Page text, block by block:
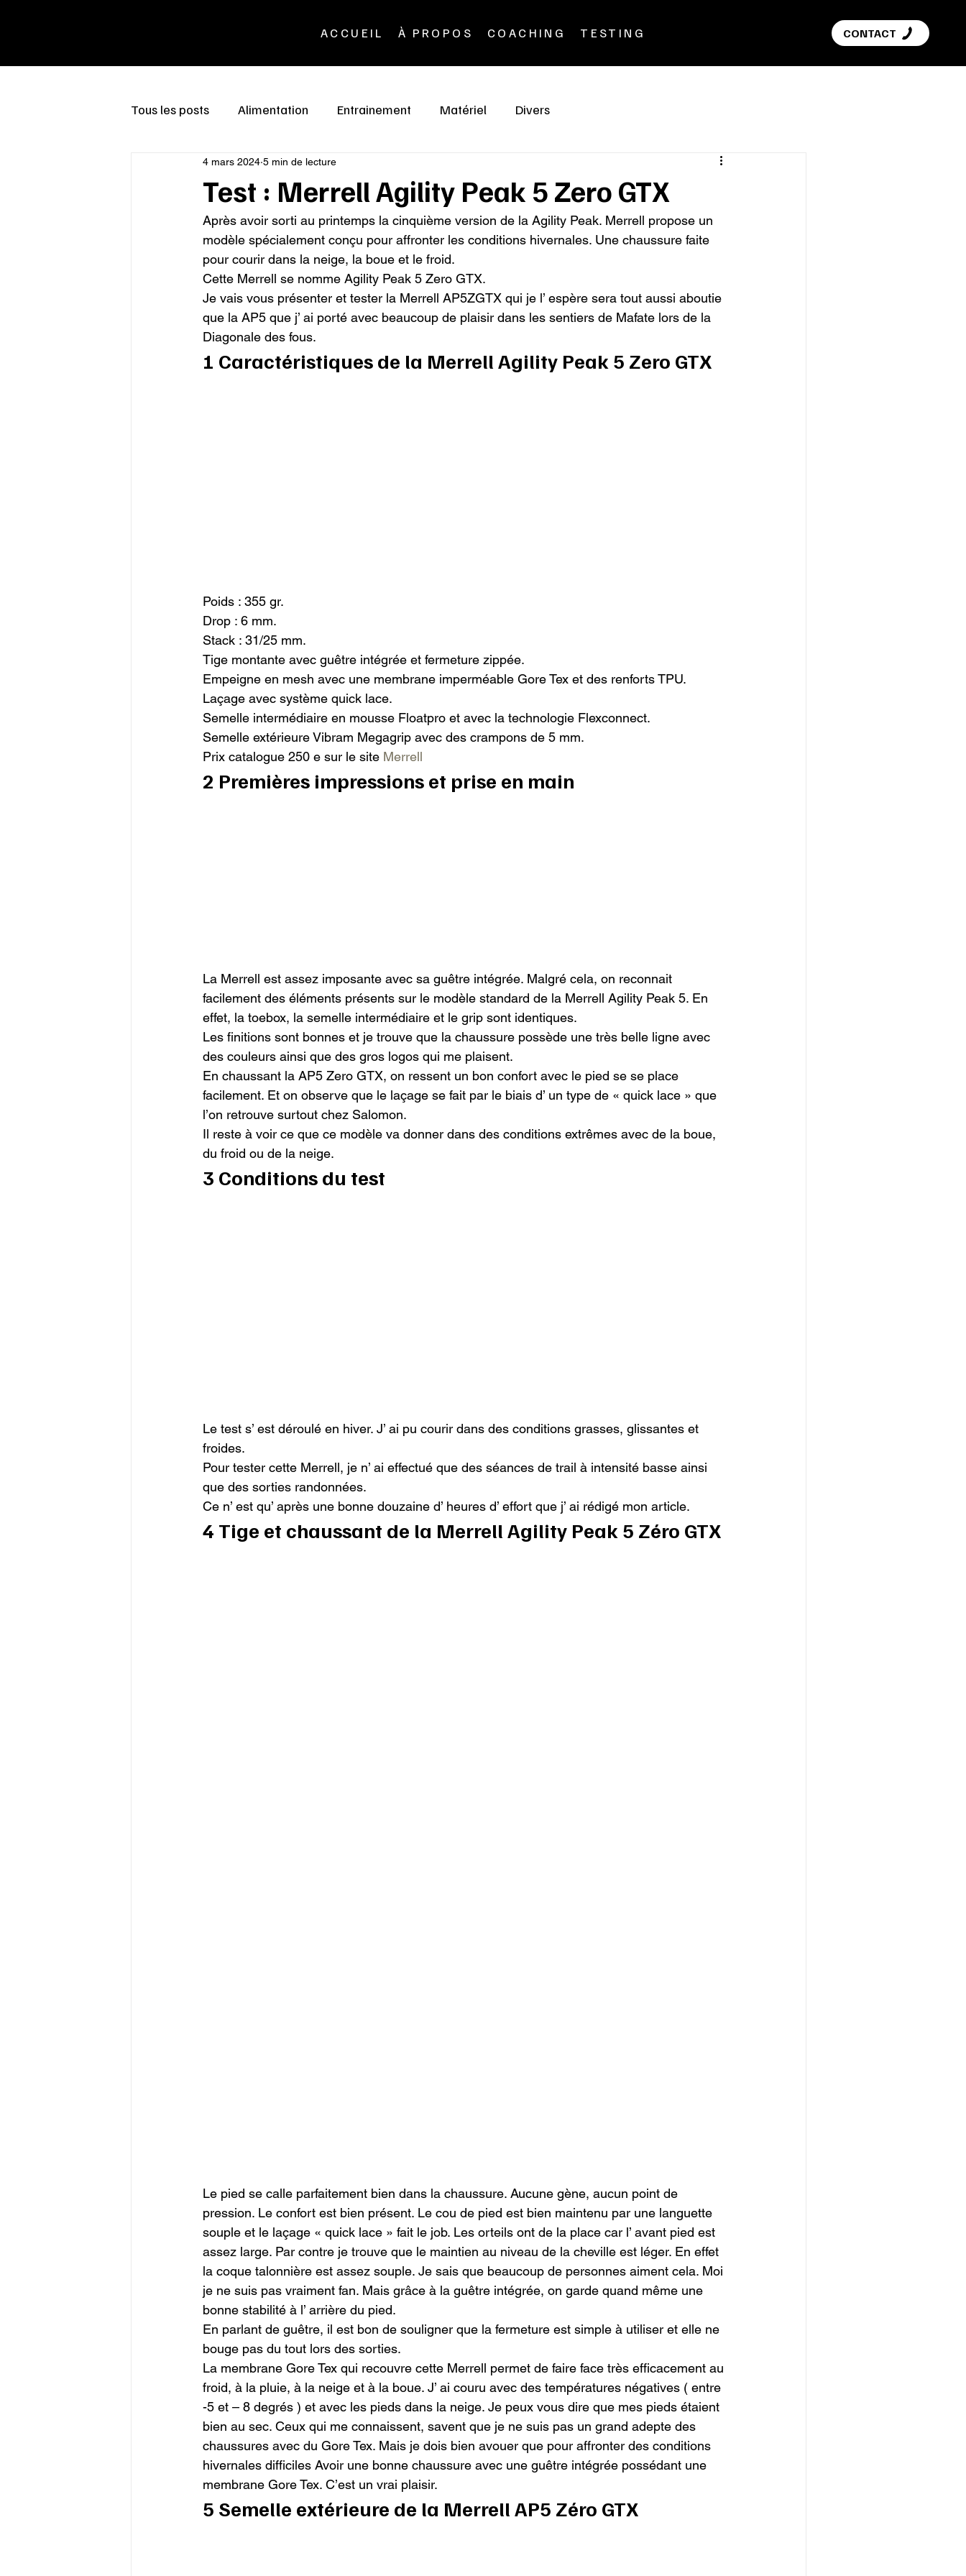
ACCUEIL À PROPOS COACHING TESTING CONTACT
Tous les posts Alimentation Entrainement Matériel Divers
Test : Merrell Agility Peak 5 Zero GTX
4 mars 2024 5 min de lecture
Après avoir sorti au printemps la cinquième version de la Agility Peak. Merrell propose un
modèle spécialement conçu pour affronter les conditions hivernales. Une chaussure faite
pour courir dans la neige, la boue et le froid.
Cette Merrell se nomme Agility Peak 5 Zero GTX.
Je vais vous présenter et tester la Merrell AP5ZGTX qui je l’ espère sera tout aussi aboutie
que la AP5 que j’ ai porté avec beaucoup de plaisir dans les sentiers de Mafate lors de la
Diagonale des fous.
1 Caractéristiques de la Merrell Agility Peak 5 Zero GTX
Poids : 355 gr.
Drop : 6 mm.
Stack : 31/25 mm.
Tige montante avec guêtre intégrée et fermeture zippée.
Empeigne en mesh avec une membrane imperméable Gore Tex et des renforts TPU.
Laçage avec système quick lace.
Semelle intermédiaire en mousse Floatpro et avec la technologie Flexconnect.
Semelle extérieure Vibram Megagrip avec des crampons de 5 mm.
Prix catalogue 250 e sur le site Merrell
2 Premières impressions et prise en main
La Merrell est assez imposante avec sa guêtre intégrée. Malgré cela, on reconnait
facilement des éléments présents sur le modèle standard de la Merrell Agility Peak 5. En
effet, la toebox, la semelle intermédiaire et le grip sont identiques.
Les finitions sont bonnes et je trouve que la chaussure possède une très belle ligne avec
des couleurs ainsi que des gros logos qui me plaisent.
En chaussant la AP5 Zero GTX, on ressent un bon confort avec le pied se se place
facilement. Et on observe que le laçage se fait par le biais d’ un type de « quick lace » que
l’on retrouve surtout chez Salomon.
Il reste à voir ce que ce modèle va donner dans des conditions extrêmes avec de la boue,
du froid ou de la neige.
3 Conditions du test
Le test s’ est déroulé en hiver. J’ ai pu courir dans des conditions grasses, glissantes et
froides.
Pour tester cette Merrell, je n’ ai effectué que des séances de trail à intensité basse ainsi
que des sorties randonnées.
Ce n’ est qu’ après une bonne douzaine d’ heures d’ effort que j’ ai rédigé mon article.
4 Tige et chaussant de la Merrell Agility Peak 5 Zéro GTX
Le pied se calle parfaitement bien dans la chaussure. Aucune gène, aucun point de
pression. Le confort est bien présent. Le cou de pied est bien maintenu par une languette
souple et le laçage « quick lace » fait le job. Les orteils ont de la place car l’ avant pied est
assez large. Par contre je trouve que le maintien au niveau de la cheville est léger. En effet
la coque talonnière est assez souple. Je sais que beaucoup de personnes aiment cela. Moi
je ne suis pas vraiment fan. Mais grâce à la guêtre intégrée, on garde quand même une
bonne stabilité à l’ arrière du pied.
En parlant de guêtre, il est bon de souligner que la fermeture est simple à utiliser et elle ne
bouge pas du tout lors des sorties.
La membrane Gore Tex qui recouvre cette Merrell permet de faire face très efficacement au
froid, à la pluie, à la neige et à la boue. J’ ai couru avec des températures négatives ( entre
-5 et – 8 degrés ) et avec les pieds dans la neige. Je peux vous dire que mes pieds étaient
bien au sec. Ceux qui me connaissent, savent que je ne suis pas un grand adepte des
chaussures avec du Gore Tex. Mais je dois bien avouer que pour affronter des conditions
hivernales difficiles Avoir une bonne chaussure avec une guêtre intégrée possédant une
membrane Gore Tex. C’est un vrai plaisir.
5 Semelle extérieure de la Merrell AP5 Zéro GTX